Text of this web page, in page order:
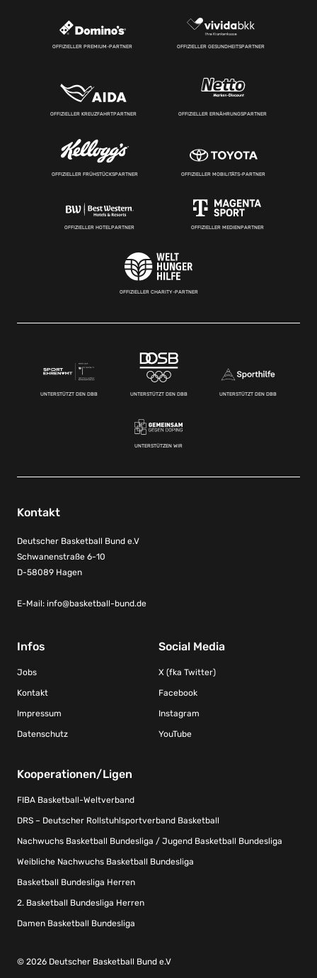
OFFIZIELLER PREMIUM-PARTNER OFFIZIELLER GESUNDHEITSPARTNER
OFFIZIELLER KREUZFAHRTPARTNER OFFIZIELLER ERNÄHRUNGSPARTNER
OFFIZIELLER FRÜHSTÜCKSPARTNER OFFIZIELLER MOBILITÄTS-PARTNER
OFFIZIELLER HOTELPARTNER OFFIZIELLER MEDIENPARTNER
OFFIZIELLER CHARITY-PARTNER
UNTERSTÜTZT DEN DBB UNTERSTÜTZT DEN DBB UNTERSTÜTZT DEN DBB
UNTERSTÜTZEN WIR
Kontakt
Deutscher Basketball Bund e.V
Schwanenstraße 6-10
D-58089 Hagen
E-Mail: info@basketball-bund.de
Infos
Jobs
Kontakt
Impressum
Datenschutz
Social Media
X (fka Twitter)
Facebook
Instagram
YouTube
Kooperationen/Ligen
FIBA Basketball-Weltverband
DRS – Deutscher Rollstuhlsportverband Basketball
Nachwuchs Basketball Bundesliga / Jugend Basketball Bundesliga
Weibliche Nachwuchs Basketball Bundesliga
Basketball Bundesliga Herren
2. Basketball Bundesliga Herren
Damen Basketball Bundesliga
© 2026 Deutscher Basketball Bund e.V